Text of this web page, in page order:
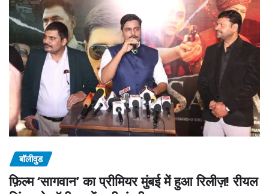
बॉलीवुड
फ़िल्म ‘सागवान’ का प्रीमियर मुंबई में हुआ रिलीज़! रीयल